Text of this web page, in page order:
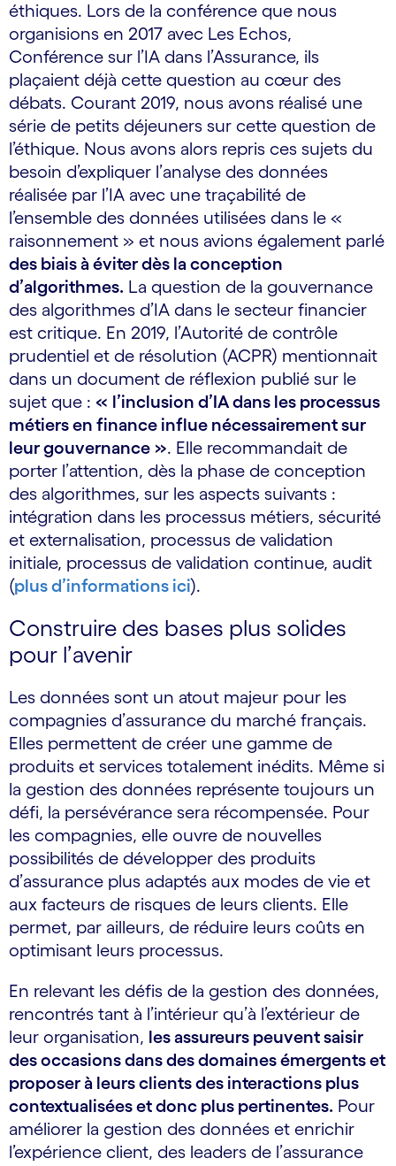
éthiques. Lors de la conférence que nous
organisions en 2017 avec Les Echos,
Conférence sur l’IA dans l’Assurance, ils
plaçaient déjà cette question au cœur des
débats. Courant 2019, nous avons réalisé une
série de petits déjeuners sur cette question de
l’éthique. Nous avons alors repris ces sujets du
besoin d’expliquer l’analyse des données
réalisée par l’IA avec une traçabilité de
l’ensemble des données utilisées dans le «
raisonnement » et nous avions également parlé
des biais à éviter dès la conception
d’algorithmes. La question de la gouvernance
des algorithmes d’IA dans le secteur financier
est critique. En 2019, l’Autorité de contrôle
prudentiel et de résolution (ACPR) mentionnait
dans un document de réflexion publié sur le
sujet que : « l’inclusion d’IA dans les processus
métiers en finance influe nécessairement sur
leur gouvernance ». Elle recommandait de
porter l’attention, dès la phase de conception
des algorithmes, sur les aspects suivants :
intégration dans les processus métiers, sécurité
et externalisation, processus de validation
initiale, processus de validation continue, audit
(plus d’informations ici).
Construire des bases plus solides
pour l’avenir
Les données sont un atout majeur pour les
compagnies d’assurance du marché français.
Elles permettent de créer une gamme de
produits et services totalement inédits. Même si
la gestion des données représente toujours un
défi, la persévérance sera récompensée. Pour
les compagnies, elle ouvre de nouvelles
possibilités de développer des produits
d’assurance plus adaptés aux modes de vie et
aux facteurs de risques de leurs clients. Elle
permet, par ailleurs, de réduire leurs coûts en
optimisant leurs processus.
En relevant les défis de la gestion des données,
rencontrés tant à l’intérieur qu’à l’extérieur de
leur organisation, les assureurs peuvent saisir
des occasions dans des domaines émergents et
proposer à leurs clients des interactions plus
contextualisées et donc plus pertinentes. Pour
améliorer la gestion des données et enrichir
l’expérience client, des leaders de l’assurance